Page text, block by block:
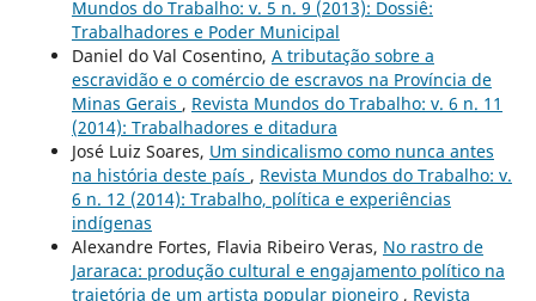
Mundos do Trabalho: v. 5 n. 9 (2013): Dossiê:
Trabalhadores e Poder Municipal
Daniel do Val Cosentino, A tributação sobre a
escravidão e o comércio de escravos na Província de
Minas Gerais , Revista Mundos do Trabalho: v. 6 n. 11
(2014): Trabalhadores e ditadura
José Luiz Soares, Um sindicalismo como nunca antes
na história deste país , Revista Mundos do Trabalho: v.
6 n. 12 (2014): Trabalho, política e experiências
indígenas
Alexandre Fortes, Flavia Ribeiro Veras, No rastro de
Jararaca: produção cultural e engajamento político na
trajetória de um artista popular pioneiro , Revista